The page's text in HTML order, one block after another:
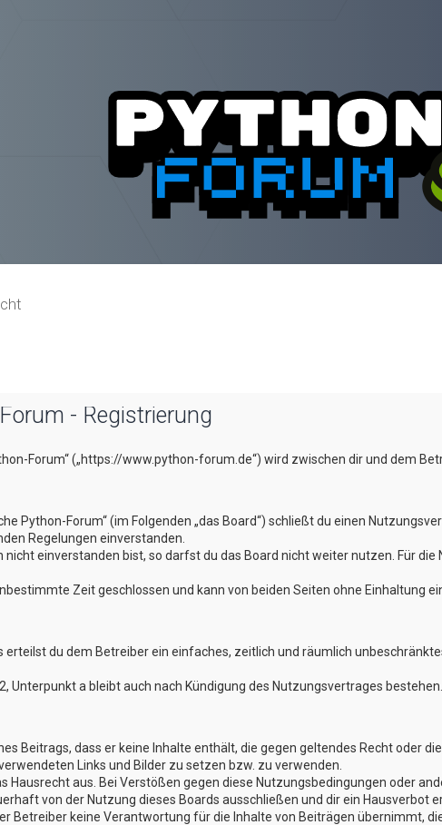
- Registrierung
Forum“ („https://www.python-forum.de“) wird zwischen dir und dem
Python-Forum“ (im Folgenden „das Board“) schließt du einen
Regelungen einverstanden.
nicht einverstanden bist, so darfst du das Board nicht weiter nutzen. Für
Zeit geschlossen und kann von beiden Seiten ohne Einhaltung
erteilst du dem Betreiber ein einfaches, zeitlich und räumlich
Unterpunkt a bleibt auch nach Kündigung des Nutzungsvertrages bestehen.
Beitrags, dass er keine Inhalte enthält, die gegen geltendes Recht oder
Links und Bilder zu setzen bzw. zu verwenden.
Hausrecht aus. Bei Verstößen gegen diese Nutzungsbedingungen oder
von der Nutzung dieses Boards ausschließen und dir ein Hausverbot
Betreiber keine Verantwortung für die Inhalte von Beiträgen übernimmt,